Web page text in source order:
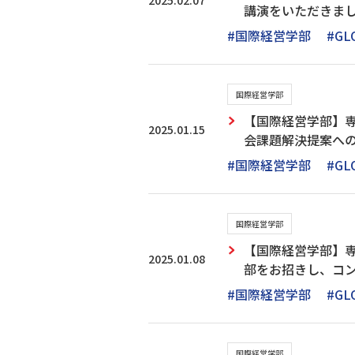
講演をいただきま
#国際経営学部
2025.01.15
国際経営学部
【国際経営学部
会課題解決提案へ
#国際経営学部
2025.01.08
国際経営学部
【国際経営学部
部をお招きし、コ
#国際経営学部